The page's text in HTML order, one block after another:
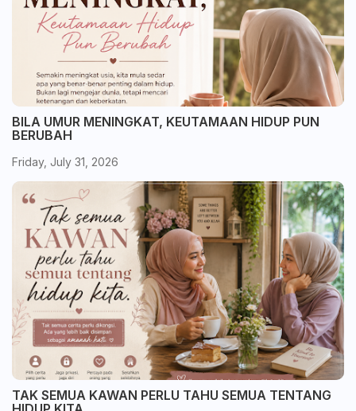
BILA UMUR MENINGKAT, KEUTAMAAN HIDUP PUN
BERUBAH
Friday, July 31, 2026
TAK SEMUA KAWAN PERLU TAHU SEMUA TENTANG